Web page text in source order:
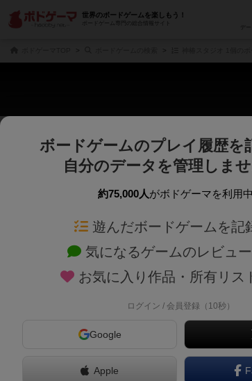
世界のボードゲームを楽しもう！
ボードゲーム専門の総合情報サイト
じっくり表示 さ
商品名、商品説明文、デザイナー名、テーマ名、メカニク
ゲームデザ
ゲームデザイ
対象年齢を指定します。
神椿市建設中。REGENERATE THE
REGENERATE THE BORD GAME）
2人～6人
ボードゲームのプレイ履歴を
自分のデータを管理しま
約75,000人がボドゲーマを利用中
遊んだボードゲームを記
気になるゲームのレビュ
お気に入り作品・所有リス
ログイン / 会員登録（10秒）
Google
Apple